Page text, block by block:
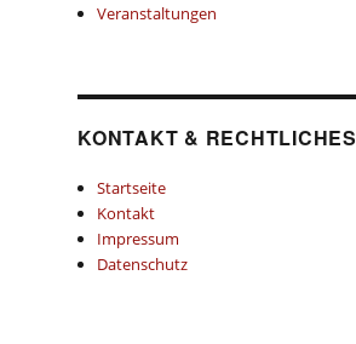
Veranstaltungen
KONTAKT & RECHTLICHES
Startseite
Kontakt
Impressum
Datenschutz